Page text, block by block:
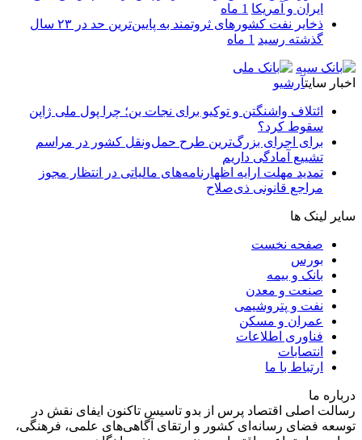
ایران و آمریکا 1 ماه
ذخایر نفت کشورهای ثروتمند به پایین‌ترین حد در ۲۳ سال
گذشته رسید 1 ماه
اخبار سایتآرشیو
ائتلاف واشنگتن و توکیو برای نجات ین؛ چرا پول ملی ژاپن
سقوط کرد؟
برای اجرای بزرگ‌ترین طرح حمل‌ونقل کشور در مراسم
تشییع آمادگی داریم
تمدید مهلت ارایه اظهارنامه‌های مالیاتی در انتظار مجوز
مراجع قانونی ذی‌‏صلاح
سایر لینک ها
صفحه نخست
بورس
بانک و بیمه
صنعت و معدن
نفت و پتروشیمی
عمران و مسکن
فناوری اطلاعات
انتصابات
ارتباط با ما
درباره ما
رسالت اصلی اقتصاد پرس از بدو تاسیس تاکنون ایفای نقش در
توسعه فضای رسانه‌ای کشور و ارتقای آگاهی‌های علمی، فرهنگی،